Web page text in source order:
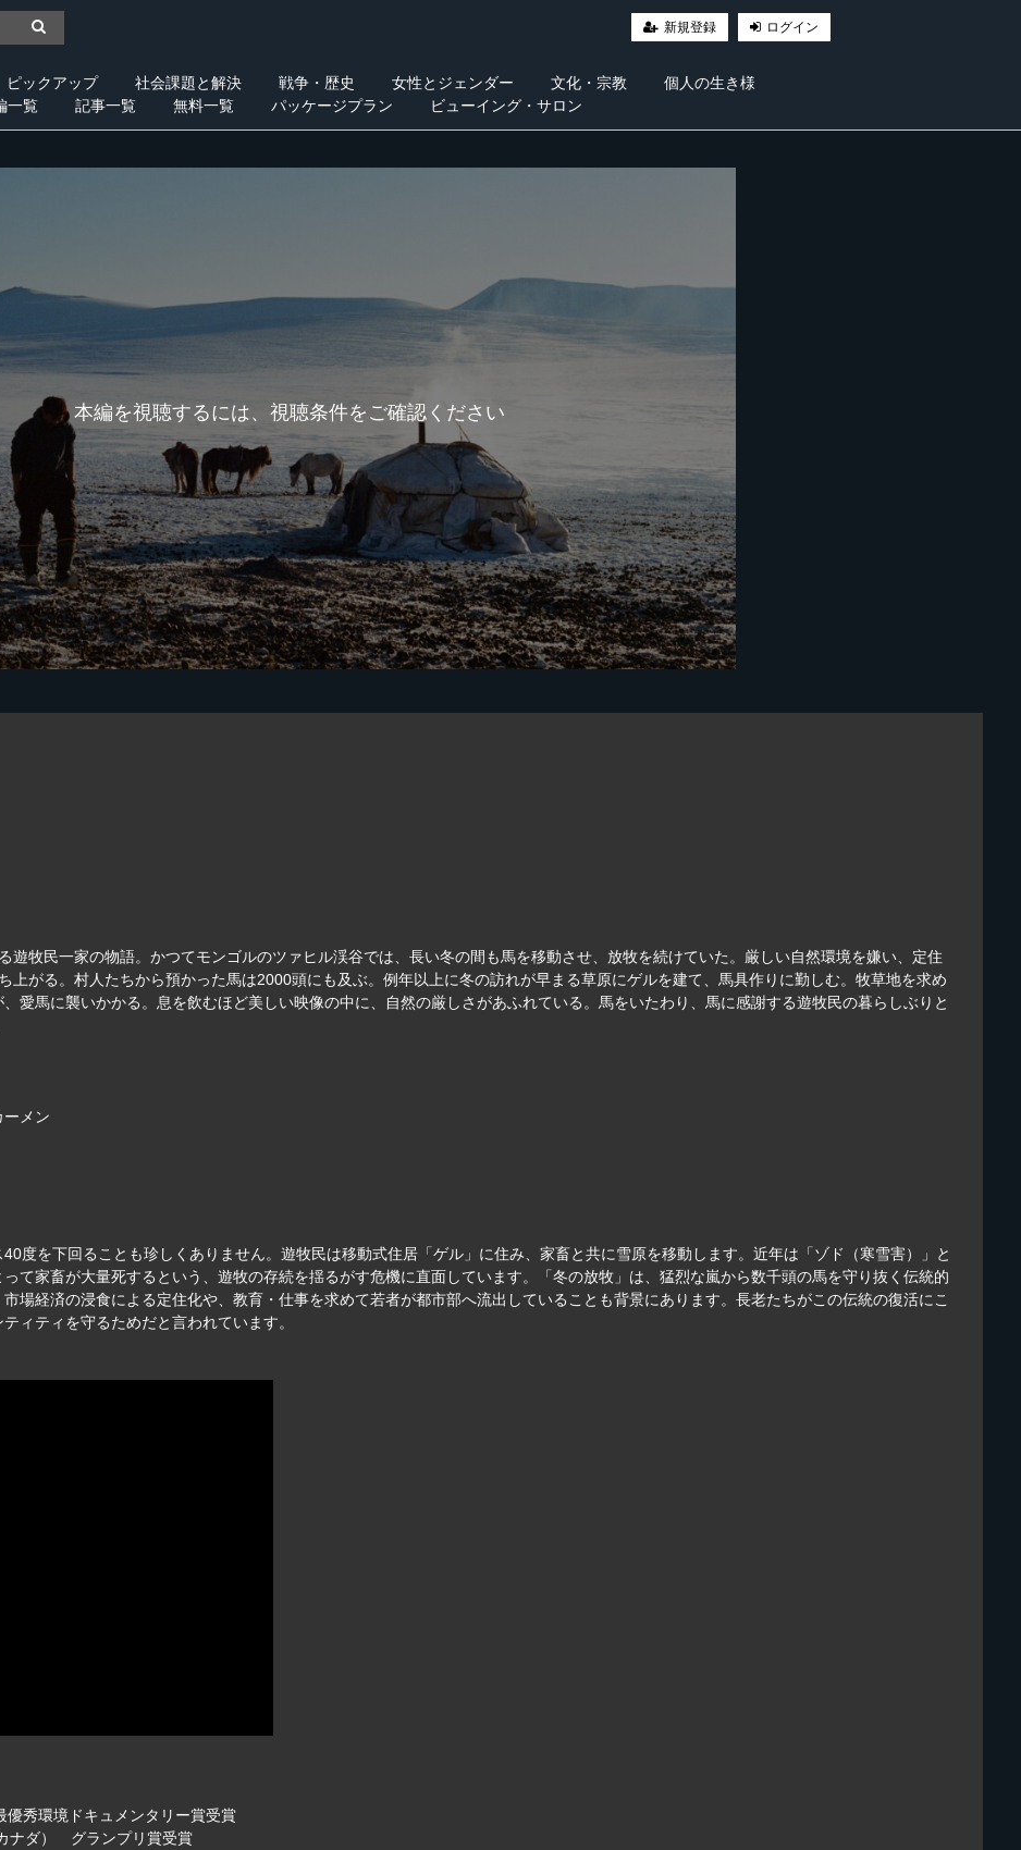
新規登録 ログイン
ピックアップ 社会課題と解決 戦争・歴史 女性とジェンダー 文化・宗教
個人の生き様
一覧 記事一覧 無料一覧 パッケージプラン ビューイング・サロン
本編を視聴するには、視聴条件をご確認ください
遊牧民一家の物語。かつてモンゴルのツァヒル渓谷では、長い冬の間も馬を移動させ、放牧を続けていた。厳しい自然環境を嫌い、定住
上がる。村人たちから預かった馬は2000頭にも及ぶ。例年以上に冬の訪れが早まる草原にゲルを建て、馬具作りに勤しむ。牧草地を求め
愛馬に襲いかかる。息を飲むほど美しい映像の中に、自然の厳しさがあふれている。馬をいたわり、馬に感謝する遊牧民の暮らしぶりと
メン
度を下回ることも珍しくありません。遊牧民は移動式住居「ゲル」に住み、家畜と共に雪原を移動します。近年は「ゾド（寒雪害）」と
て家畜が大量死するという、遊牧の存続を揺るがす危機に直面しています。「冬の放牧」は、猛烈な嵐から数千頭の馬を守り抜く伝統的
場経済の浸食による定住化や、教育・仕事を求めて若者が都市部へ流出していることも背景にあります。長老たちがこの伝統の復活にこ
ィティを守るためだと言われています。
優秀環境ドキュメンタリー賞受賞
ナダ） グランプリ賞受賞